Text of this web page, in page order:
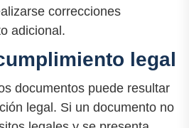
correcciones
adicional.
legal
documentos puede resultar
legal. Si un documento no